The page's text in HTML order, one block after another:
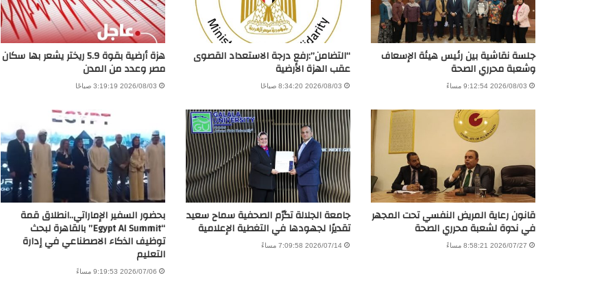
جلسة نقاشية بين رئيس هيئة الإسعاف
وشعبة محرري الصحة
2026/08/03 9:12:54 مساءً
“التضامن”:رفع درجة الاستعداد القصوى
عقب الهزة الأرضية
2026/08/03 8:34:20 صباحًا
هزة أرضية بقوة 5.9 ريختر يشعر بها سكان
مصر وعدد من المدن
2026/08/03 3:19:19 صباحًا
قانون رعاية المريض النفسي تحت المجهر
في ندوة لشعبة محرري الصحة
2026/07/27 8:58:21 مساءً
جامعة الجلالة تكرّم الصحفية سماح سعيد
تقديرًا لجهودها في التغطية الإعلامية
2026/07/14 7:09:58 مساءً
بحضور السفير الإماراتي..انطلاق قمة
“Egypt AI Summit” بالقاهرة لبحث
توظيف الذكاء الاصطناعي في إدارة
التعليم
2026/07/06 9:19:53 مساءً